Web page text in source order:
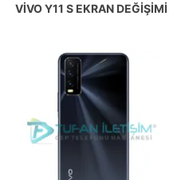
VIVO Y11 S EKRAN DEĞIŞIMI